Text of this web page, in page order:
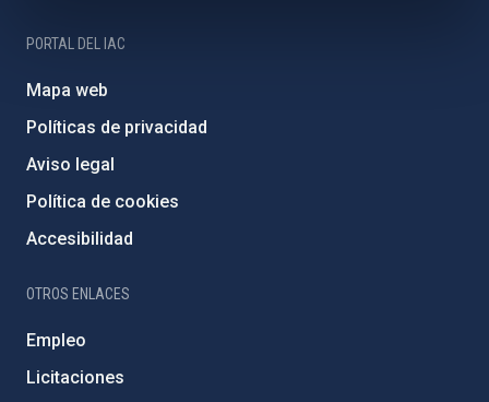
PORTAL DEL IAC
Mapa web
Políticas de privacidad
Aviso legal
Política de cookies
Accesibilidad
OTROS ENLACES
Empleo
Licitaciones